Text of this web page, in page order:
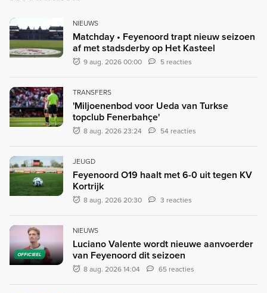
NIEUWS
Matchday • Feyenoord trapt nieuw seizoen
af met stadsderby op Het Kasteel
9 aug. 2026 00:00 5 reacties
TRANSFERS
'Miljoenenbod voor Ueda van Turkse
topclub Fenerbahçe'
8 aug. 2026 23:24 54 reacties
JEUGD
Feyenoord O19 haalt met 6-0 uit tegen KV
Kortrijk
8 aug. 2026 20:30 3 reacties
OFFICIEEL
NIEUWS
Luciano Valente wordt nieuwe aanvoerder
van Feyenoord dit seizoen
8 aug. 2026 14:04 65 reacties